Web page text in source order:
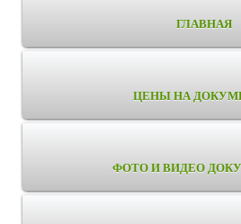
ГЛАВНАЯ
ЦЕНЫ НА
ФОТО И ВИДЕО